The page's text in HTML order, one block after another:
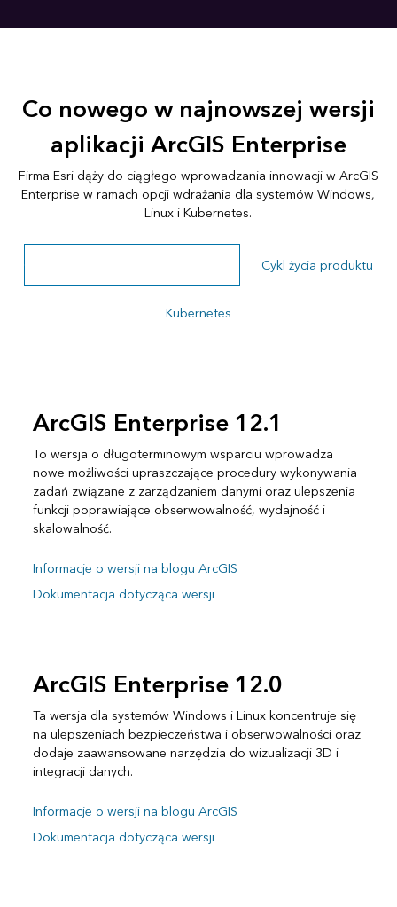
Co nowego w najnowszej wersji
aplikacji ArcGIS Enterprise
Firma Esri dąży do ciągłego wprowadzania innowacji w ArcGIS
Enterprise w ramach opcji wdrażania dla systemów Windows,
Linux i Kubernetes.
Cykl życia produktu
Kubernetes
ArcGIS Enterprise 12.1
To wersja o długoterminowym wsparciu wprowadza
nowe możliwości upraszczające procedury wykonywania
zadań związane z zarządzaniem danymi oraz ulepszenia
funkcji poprawiające obserwowalność, wydajność i
skalowalność.
Informacje o wersji na blogu ArcGIS
Dokumentacja dotycząca wersji
ArcGIS Enterprise 12.0
Ta wersja dla systemów Windows i Linux koncentruje się
na ulepszeniach bezpieczeństwa i obserwowalności oraz
dodaje zaawansowane narzędzia do wizualizacji 3D i
integracji danych.
Informacje o wersji na blogu ArcGIS
Dokumentacja dotycząca wersji